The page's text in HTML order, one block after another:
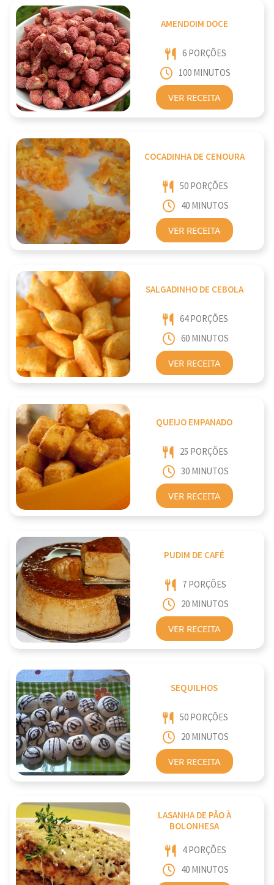
AMENDOIM DOCE
6 PORÇÕES
100 MINUTOS
VER RECEITA
COCADINHA DE CENOURA
50 PORÇÕES
40 MINUTOS
VER RECEITA
SALGADINHO DE CEBOLA
64 PORÇÕES
60 MINUTOS
VER RECEITA
QUEIJO EMPANADO
25 PORÇÕES
30 MINUTOS
VER RECEITA
PUDIM DE CAFÉ
7 PORÇÕES
20 MINUTOS
VER RECEITA
SEQUILHOS
50 PORÇÕES
20 MINUTOS
VER RECEITA
LASANHA DE PÃO À
BOLONHESA
4 PORÇÕES
40 MINUTOS